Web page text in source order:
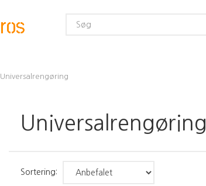
Universalrengøring
Universalrengøring
Sortering: